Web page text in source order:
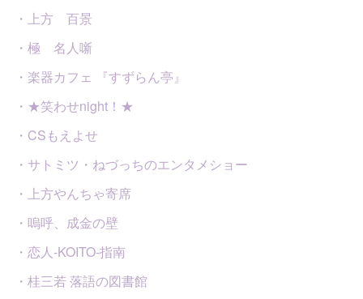
・上方 百景
・極 名人噺
・楽器カフェ 『すずらん亭』
・★笑わせnight！★
・CSもえよせ
・サトミツ・ねづっちのエンタメショー
・上方やんちゃ寄席
・嗚呼、成金の壁
・恋人-KOITO-指南
・桂三若 落語の図書館